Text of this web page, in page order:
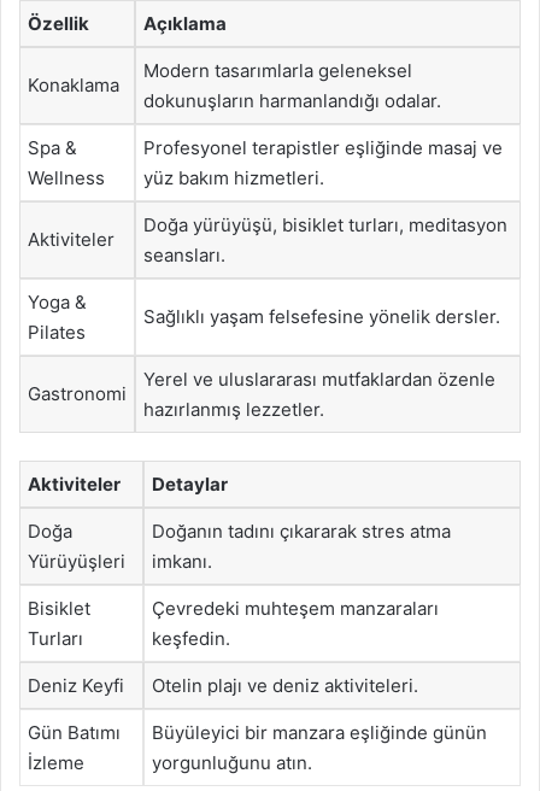
Özellik Açıklama
Konaklama
Modern tasarımlarla geleneksel
dokunuşların harmanlandığı odalar.
Spa &
Wellness
Profesyonel terapistler eşliğinde masaj ve
yüz bakım hizmetleri.
Aktiviteler
Doğa yürüyüşü, bisiklet turları, meditasyon
seansları.
Yoga &
Pilates
Sağlıklı yaşam felsefesine yönelik dersler.
Gastronomi
Yerel ve uluslararası mutfaklardan özenle
hazırlanmış lezzetler.
Aktiviteler Detaylar
Doğa
Yürüyüşleri
Doğanın tadını çıkararak stres atma
imkanı.
Bisiklet
Turları
Çevredeki muhteşem manzaraları
keşfedin.
Deniz Keyfi Otelin plajı ve deniz aktiviteleri.
Gün Batımı
İzleme
Büyüleyici bir manzara eşliğinde günün
yorgunluğunu atın.